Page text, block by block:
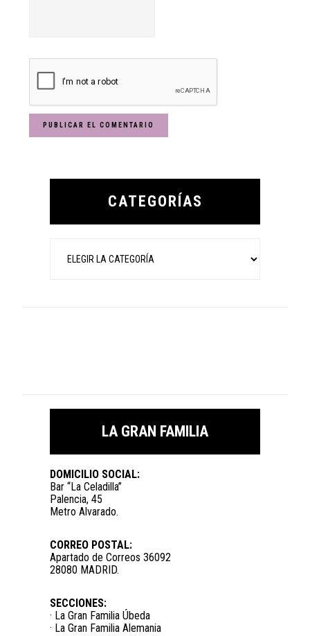
Primary
CATEGORÍAS
LA GRAN FAMILIA
DOMICILIO SOCIAL:
Bar “La Celadilla”
Palencia, 45
Metro Alvarado.
CORREO POSTAL:
Apartado de Correos 36092
28080 MADRID.
SECCIONES:
· La Gran Familia Úbeda
· La Gran Familia Alemania